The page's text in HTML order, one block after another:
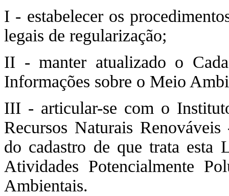
I - estabelecer os
legais de regularização;
II - manter atualizado o
Informações sobre o Meio
III - articular-se com o
Recursos Naturais
do cadastro de que trata esta
Atividades Potencialmente
Ambientais.